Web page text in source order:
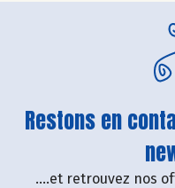
Restons en
....et retrouvez nos